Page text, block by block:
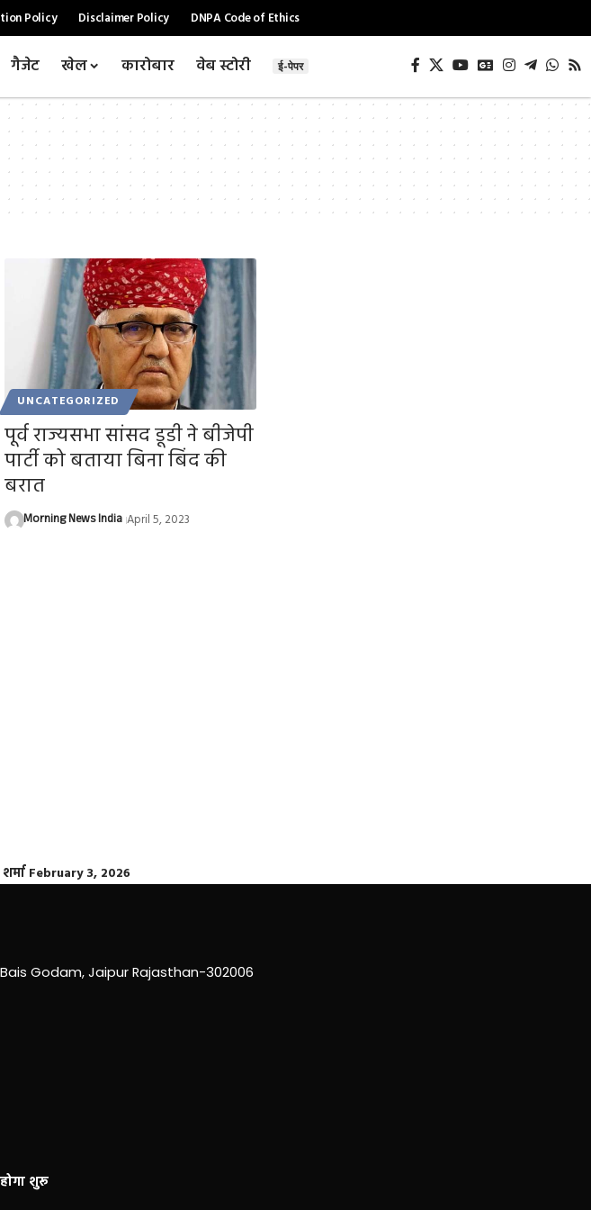
Policy Disclaimer Policy DNPA Code of Ethics
गैजेट खेल कारोबार वेब स्टोरी ई-पेपर
UNCATEGORIZED
पूर्व राज्यसभा सांसद डूडी ने बीजेपी
पार्टी को बताया बिना बिंद की
बरात
Morning News India April 5, 2023
February 3, 2026
Godam, Jaipur Rajasthan-302006
शुरू